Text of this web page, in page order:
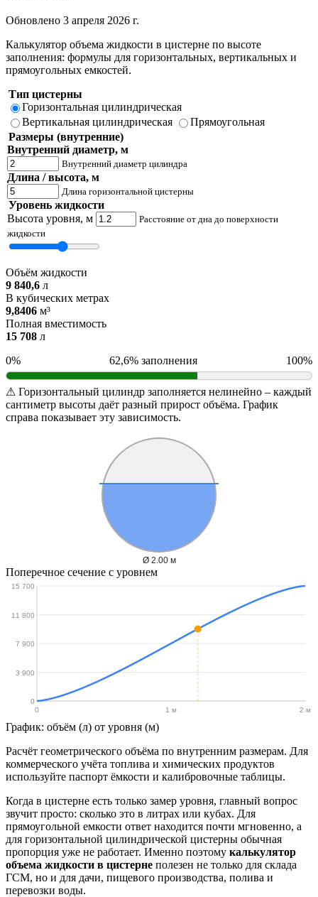
Обновлено 3 апреля 2026 г.
Калькулятор объема жидкости в цистерне по высоте
заполнения: формулы для горизонтальных, вертикальных и
прямоугольных емкостей.
Тип цистерны
Горизонтальная цилиндрическая
Вертикальная цилиндрическая
Прямоугольная
Размеры (внутренние)
Внутренний диаметр, м
Внутренний диаметр цилиндра
Длина / высота, м
Длина горизонтальной цистерны
Уровень жидкости
Высота уровня, м
Расстояние от дна до поверхности
жидкости
Объём жидкости
9 840,6 л
В кубических метрах
9,8406 м³
Полная вместимость
15 708 л
0%
62,6% заполнения 100%
⚠ Горизонтальный цилиндр заполняется нелинейно – каждый
сантиметр высоты даёт разный прирост объёма. График
справа показывает эту зависимость.
Поперечное сечение с уровнем
График: объём (л) от уровня (м)
Расчёт геометрического объёма по внутренним размерам. Для
коммерческого учёта топлива и химических продуктов
используйте паспорт ёмкости и калибровочные таблицы.
Когда в цистерне есть только замер уровня, главный вопрос
звучит просто: сколько это в литрах или кубах. Для
прямоугольной емкости ответ находится почти мгновенно, а
для горизонтальной цилиндрической цистерны обычная
пропорция уже не работает. Именно поэтому калькулятор
объема жидкости в цистерне полезен не только для склада
ГСМ, но и для дачи, пищевого производства, полива и
перевозки воды.